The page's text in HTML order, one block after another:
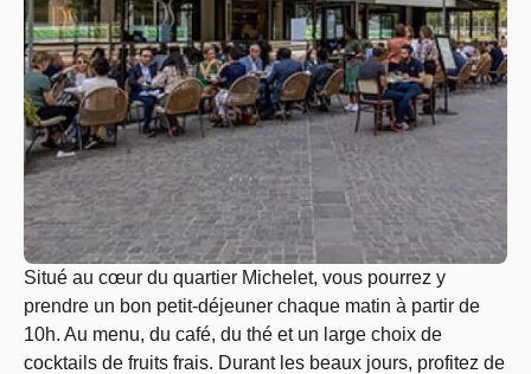
Situé au cœur du quartier Michelet, vous pourrez y
prendre un bon petit-déjeuner chaque matin à partir de
10h. Au menu, du café, du thé et un large choix de
cocktails de fruits frais. Durant les beaux jours, profitez de